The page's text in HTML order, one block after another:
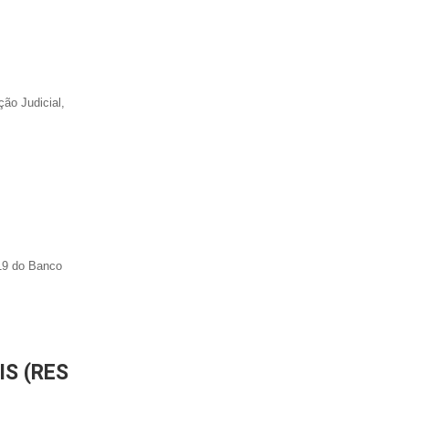
Judicial,
do Banco
(RES